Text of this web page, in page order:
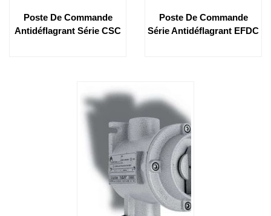
Poste De Commande
Antidéflagrant Série CSC
Poste De Commande
Série Antidéflagrant EFDC